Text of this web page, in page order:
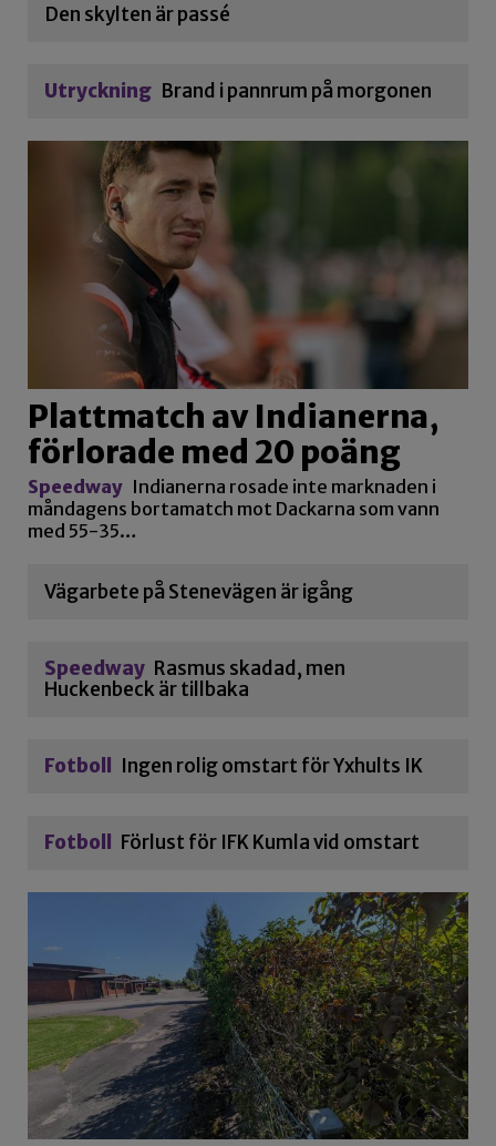
Den skylten är passé
Utryckning Brand i pannrum på morgonen
Plattmatch av Indianerna,
förlorade med 20 poäng
Speedway Indianerna rosade inte marknaden i
måndagens bortamatch mot Dackarna som vann
med 55-35…
Vägarbete på Stenevägen är igång
Speedway Rasmus skadad, men
Huckenbeck är tillbaka
Fotboll Ingen rolig omstart för Yxhults IK
Fotboll Förlust för IFK Kumla vid omstart